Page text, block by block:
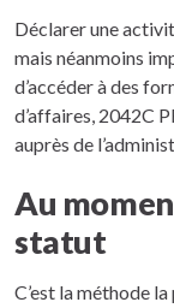
Déclarer une
mais néanmoins
d’accéder à des
d’affaires, 2042C
auprès de
Au
statut
C’est la méthode